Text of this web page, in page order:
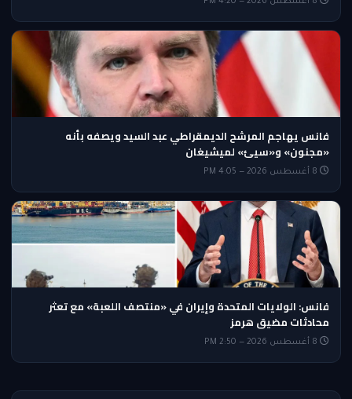
فانس يهاجم المرشح الديمقراطي عبد السيد ويصفه بأنه
«مجنون» و«سيئ» لميشيغان
فانس: الولايات المتحدة وإيران في «منتصف اللعبة» مع تعثر
محادثات مضيق هرمز